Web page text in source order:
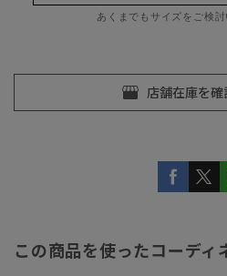
あくまでもサイズをご検
この商品を使ったコーディ